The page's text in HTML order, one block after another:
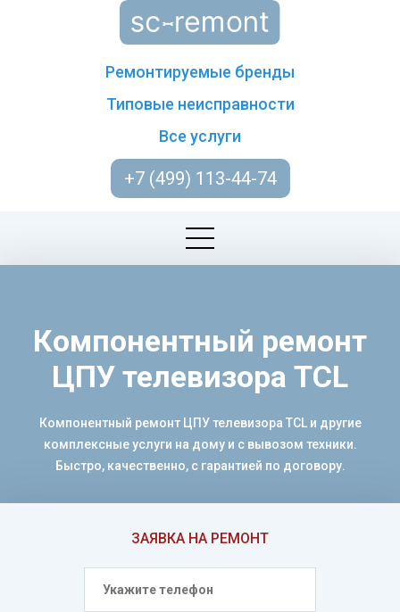
Ремонтируемые бренды
Типовые неисправности
Все услуги
+7 (499) 113-44-74
ЗАЯВКА НА РЕМОНТ
Компонентный ремонт
ЦПУ телевизора TCL
Компонентный ремонт ЦПУ телевизора TCL и другие
комплексные услуги на дому и с вывозом техники.
Быстро, качественно, с гарантией по договору.